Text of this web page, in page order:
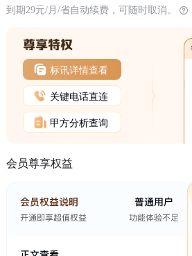
到期29元/月/省自动续费，可随时取消。
标讯详情查看
关键电话直连
甲方分析查询
会员尊享权益